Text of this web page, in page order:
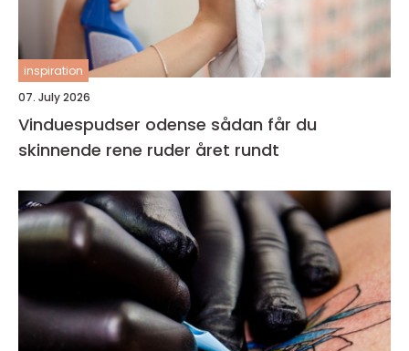
inspiration
07. July 2026
Vinduespudser odense sådan får du
skinnende rene ruder året rundt